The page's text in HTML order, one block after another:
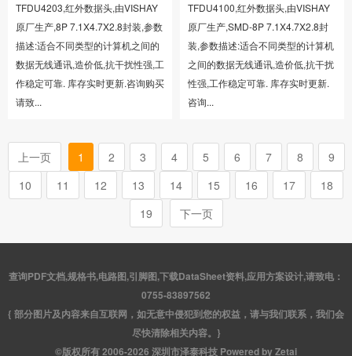
TFDU4203,红外数据头,由VISHAY
原厂生产,8P 7.1X4.7X2.8封装,参数
描述:适合不同类型的计算机之间的
数据无线通讯,造价低,抗干扰性强,工
作稳定可靠. 库存实时更新.咨询购买
请致...
TFDU4100,红外数据头,由VISHAY
原厂生产,SMD-8P 7.1X4.7X2.8封
装,参数描述:适合不同类型的计算机
之间的数据无线通讯,造价低,抗干扰
性强,工作稳定可靠. 库存实时更新.
咨询...
上一页 1 2 3 4 5 6 7 8
9
10
11 12 13 14 15 16 17
18
19
下一页
查询PDF文档,规格书,电路图,引脚图,下载DataSheet资料,应用方案设计,请致电：
0755-83897562
{ 部分图片及内容来自互联网，如无意中侵犯到您的权益，请与我们联系，我们会
尽快清除相关内容。}
©版权所有 2006-2026 深圳市泽泰科技 Powered by Zetai